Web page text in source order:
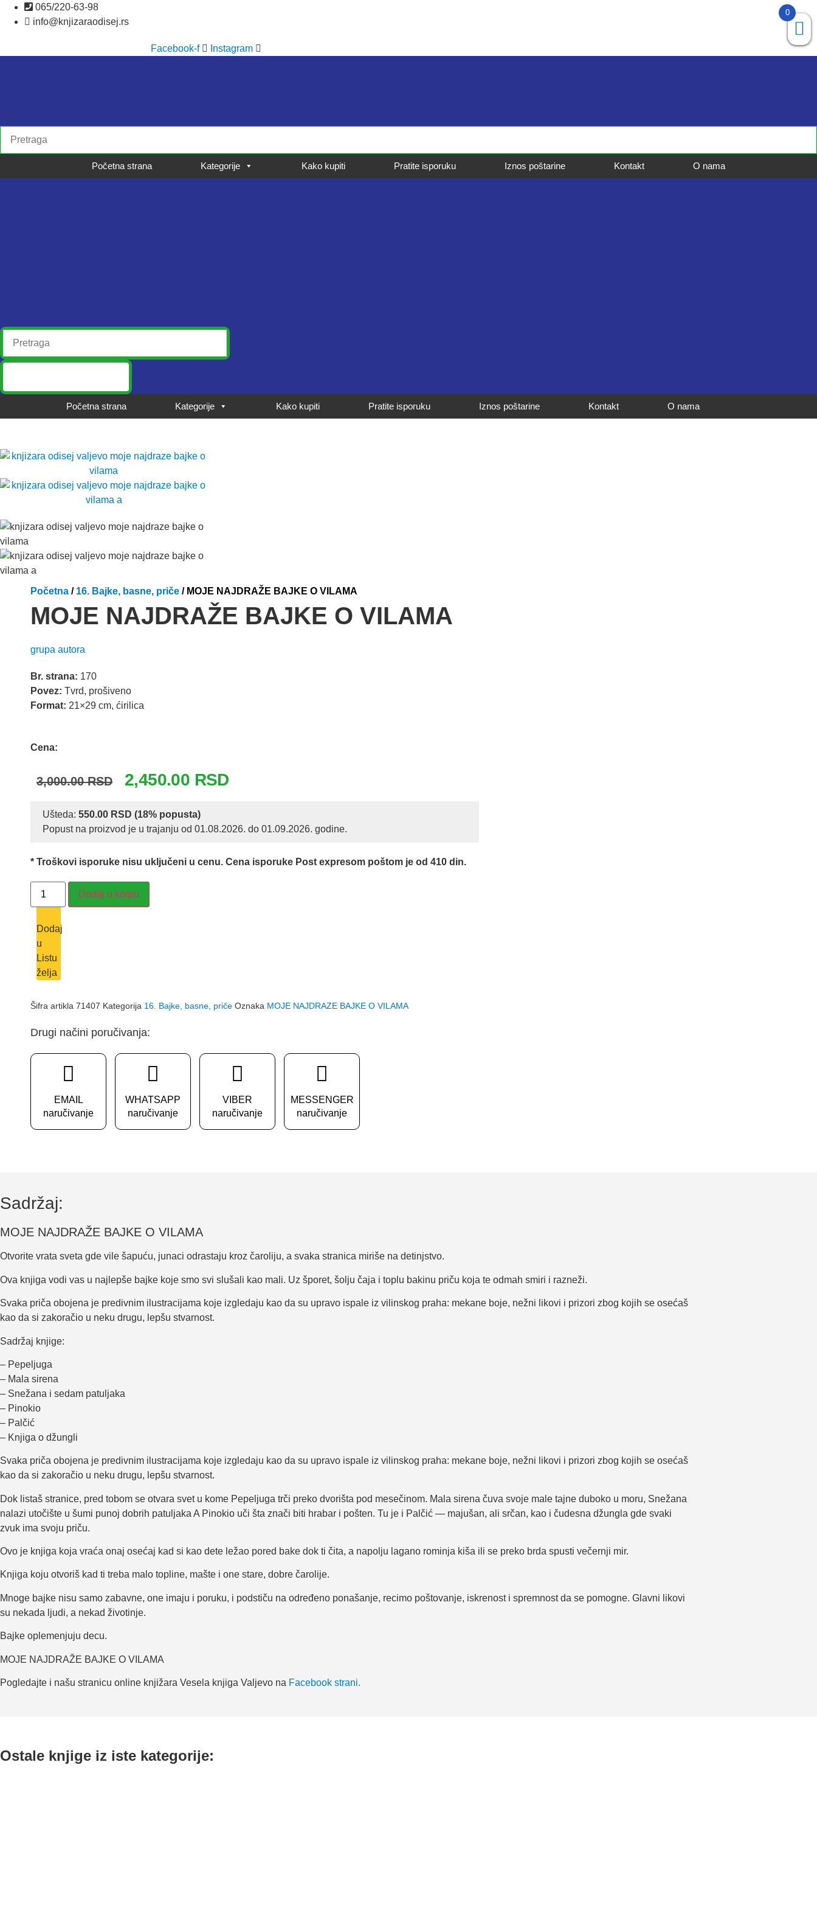
Skočite 065/220-63-98
info@knjizaraodisej.rs
Facebook-f Instagram
Početna strana Kategorije Kako kupiti Pratite isporuku Iznos poštarine Kontakt O nama
Početna strana Kategorije Kako kupiti Pratite isporuku Iznos poštarine Kontakt O nama
Početna / 16. Bajke, basne, priče / MOJE NAJDRAŽE BAJKE O VILAMA
MOJE NAJDRAŽE BAJKE O VILAMA
grupa autora
Br. strana: 170
Povez: Tvrd, prošiveno
Format: 21×29 cm, ćirilica
Cena:
3,000.00RSD
Originalna
je
bila:
2,450.00 RSDTrenutna
2,450.00 RSD.
Ušteda: 550.00 RSD (18% popusta)
Popust na proizvod je u trajanju od 01.08.2026. do 01.09.2026. godine.
* Troškovi isporuke nisu uključeni u cenu. Cena isporuke Post expresom poštom je od 410 din.
MOJE
NAJDRAŽE
BAJKE
VILAMA
količina
Dodaj u korpu
Dodaj
u
Listu
želja
Šifra artikla 71407 Kategorija 16. Bajke, basne, priče Oznaka MOJE NAJDRAZE BAJKE O VILAMA
Drugi načini poručivanja:
EMAIL
naručivanje
WHATSAPP
naručivanje
VIBER
naručivanje
MESSENGER
naručivanje
Sadržaj:
MOJE NAJDRAŽE BAJKE O VILAMA
Otvorite vrata sveta gde vile šapuću, junaci odrastaju kroz čaroliju, a svaka stranica miriše na detinjstvo.
Ova knjiga vodi vas u najlepše bajke koje smo svi slušali kao mali. Uz šporet, šolju čaja i toplu bakinu priču koja te odmah smiri i razneži.
Svaka priča obojena je predivnim ilustracijama koje izgledaju kao da su upravo ispale iz vilinskog praha: mekane boje, nežni likovi i prizori zbog kojih se osećaš
kao da si zakoračio u neku drugu, lepšu stvarnost.
Sadržaj knjige:
– Pepeljuga
– Mala sirena
– Snežana i sedam patuljaka
– Pinokio
– Palčić
– Knjiga o džungli
Svaka priča obojena je predivnim ilustracijama koje izgledaju kao da su upravo ispale iz vilinskog praha: mekane boje, nežni likovi i prizori zbog kojih se osećaš
kao da si zakoračio u neku drugu, lepšu stvarnost.
Dok listaš stranice, pred tobom se otvara svet u kome Pepeljuga trči preko dvorišta pod mesečinom. Mala sirena čuva svoje male tajne duboko u moru, Snežana
nalazi utočište u šumi punoj dobrih patuljaka A Pinokio uči šta znači biti hrabar i pošten. Tu je i Palčić — majušan, ali srčan, kao i čudesna džungla gde svaki
zvuk ima svoju priču.
Ovo je knjiga koja vraća onaj osećaj kad si kao dete ležao pored bake dok ti čita, a napolju lagano rominja kiša ili se preko brda spusti večernji mir.
Knjiga koju otvoriš kad ti treba malo topline, mašte i one stare, dobre čarolije.
Mnoge bajke nisu samo zabavne, one imaju i poruku, i podstiču na određeno ponašanje, recimo poštovanje, iskrenost i spremnost da se pomogne. Glavni likovi
su nekada ljudi, a nekad životinje.
Bajke oplemenjuju decu.
MOJE NAJDRAŽE BAJKE O VILAMA
Pogledajte i našu stranicu online knjižara Vesela knjiga Valjevo na Facebook strani.
Ostale knjige iz iste kategorije:
0